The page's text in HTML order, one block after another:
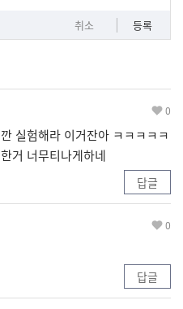
취소 등록
0
실험해라 이거잔아 ㅋㅋㅋㅋㅋ
거 너무티나게하네
답글
0
답글